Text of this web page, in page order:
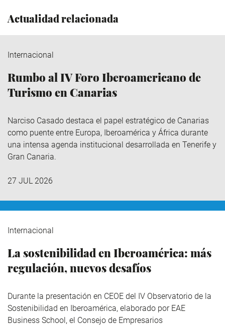
Actualidad relacionada
Internacional
Rumbo al IV Foro Iberoamericano de
Turismo en Canarias
Narciso Casado destaca el papel estratégico de Canarias
como puente entre Europa, Iberoamérica y África durante
una intensa agenda institucional desarrollada en Tenerife y
Gran Canaria.
27 JUL 2026
Internacional
La sostenibilidad en Iberoamérica: más
regulación, nuevos desafíos
Durante la presentación en CEOE del IV Observatorio de la
Sostenibilidad en Iberoamérica, elaborado por EAE
Business School, el Consejo de Empresarios